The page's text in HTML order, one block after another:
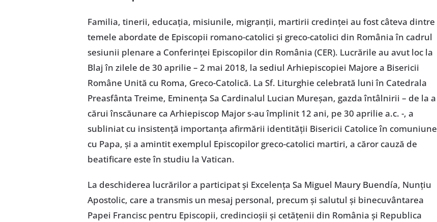
Familia, tinerii, educația, misiunile, migranții, martirii credinței au fost câteva dintre
temele abordate de Episcopii romano-catolici și greco-catolici din România în cadrul
sesiunii plenare a Conferinței Episcopilor din România (CER). Lucrările au avut loc la
Blaj în zilele de 30 aprilie – 2 mai 2018, la sediul Arhiepiscopiei Majore a Bisericii
Române Unită cu Roma, Greco-Catolică. La Sf. Liturghie celebrată luni în Catedrala
Preasfânta Treime, Eminența Sa Cardinalul Lucian Mureșan, gazda întâlnirii – de la a
cărui înscăunare ca Arhiepiscop Major s-au împlinit 12 ani, pe 30 aprilie a.c. -, a
subliniat cu insistență importanța afirmării identității Bisericii Catolice în comuniune
cu Papa, și a amintit exemplul Episcopilor greco-catolici martiri, a căror cauză de
beatificare este în studiu la Vatican.
La deschiderea lucrărilor a participat și Excelența Sa Miguel Maury Buendía, Nunțiu
Apostolic, care a transmis un mesaj personal, precum și salutul și binecuvântarea
Papei Francisc pentru Episcopii, credincioșii și cetățenii din România și Republica